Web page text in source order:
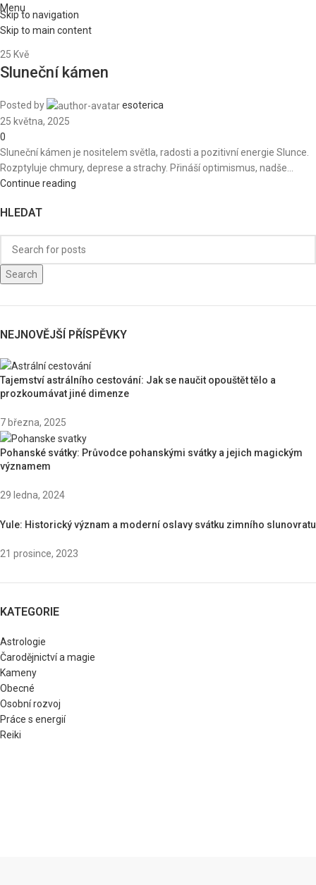
Skip to navigation
Skip to main content
Menu
25 Kvě
Sluneční kámen
Posted by
esoterica
25 května, 2025
0
Sluneční kámen je nositelem světla, radosti a pozitivní energie Slunce.
Rozptyluje chmury, deprese a strachy. Přináší optimismus, nadše...
Continue reading
HLEDAT
Search
NEJNOVĚJŠÍ PŘÍSPĚVKY
Tajemství astrálního cestování: Jak se naučit opouštět tělo a
prozkoumávat jiné dimenze
7 března, 2025
Pohanské svátky: Průvodce pohanskými svátky a jejich magickým
významem
29 ledna, 2024
Yule: Historický význam a moderní oslavy svátku zimního slunovratu
21 prosince, 2023
KATEGORIE
Astrologie
Čarodějnictví a magie
Kameny
Obecné
Osobní rozvoj
Práce s energií
Reiki